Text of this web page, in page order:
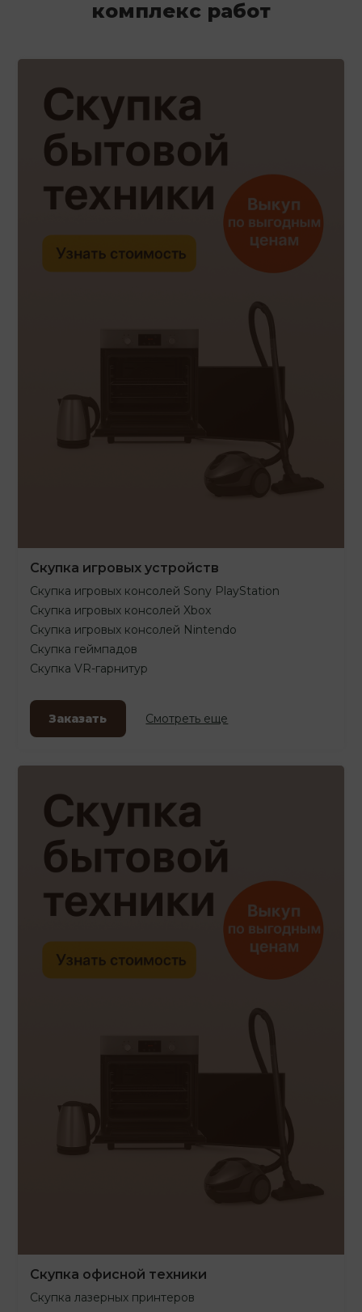
комплекс работ
Скупка игровых устройств
Скупка игровых консолей Sony PlayStation
Скупка игровых консолей Xbox
Скупка игровых консолей Nintendo
Скупка геймпадов
Скупка VR-гарнитур
Заказать Смотреть еще
Скупка офисной техники
Скупка лазерных принтеров